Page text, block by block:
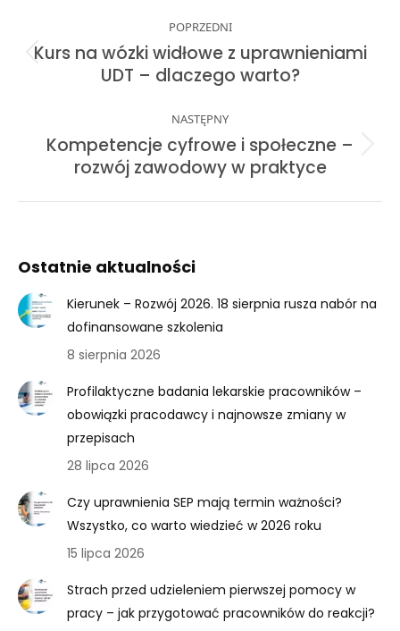
POPRZEDNI
Previous
post:
Kurs na wózki widłowe z uprawnieniami
UDT – dlaczego warto?
NASTĘPNY
Next
post:
Kompetencje cyfrowe i społeczne –
rozwój zawodowy w praktyce
Ostatnie aktualności
Kierunek – Rozwój 2026. 18 sierpnia rusza nabór na
dofinansowane szkolenia
8 sierpnia 2026
Profilaktyczne badania lekarskie pracowników –
obowiązki pracodawcy i najnowsze zmiany w
przepisach
28 lipca 2026
Czy uprawnienia SEP mają termin ważności?
Wszystko, co warto wiedzieć w 2026 roku
15 lipca 2026
Strach przed udzieleniem pierwszej pomocy w
pracy – jak przygotować pracowników do reakcji?